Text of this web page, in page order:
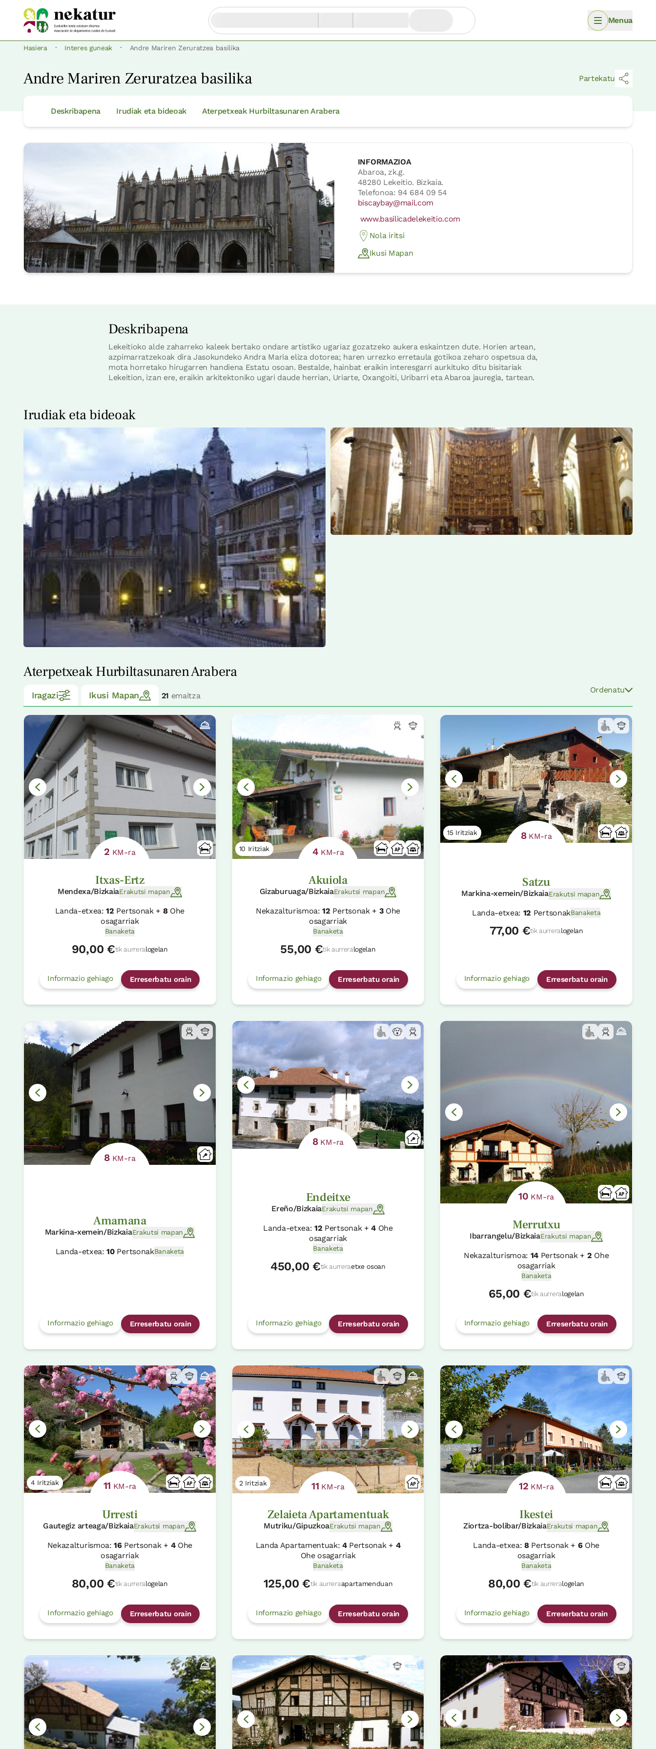
Menua
Hasiera · Interes guneak · Andre Mariren Zeruratzea basilika
Andre Mariren Zeruratzea basilika Partekatu
Deskribapena Irudiak eta bideoak Aterpetxeak Hurbiltasunaren Arabera
INFORMAZIOA
Abaroa, zk.g.
48280 Lekeitio. Bizkaia.
Telefonoa: 94 684 09 54
biscaybay@mail.com
www.basilicadelekeitio.com
Nola iritsi
Ikusi Mapan
Deskribapena
Lekeitioko alde zaharreko kaleek bertako ondare artistiko ugariaz gozatzeko aukera eskaintzen dute. Horien artean,
azpimarratzekoak dira Jasokundeko Andra Maria eliza dotorea; haren urrezko erretaula gotikoa zeharo ospetsua da,
mota horretako hirugarren handiena Estatu osoan. Bestalde, hainbat eraikin interesgarri aurkituko ditu bisitariak
Lekeition, izan ere, eraikin arkitektoniko ugari daude herrian, Uriarte, Oxangoiti, Uribarri eta Abaroa jauregia, tartean.
Irudiak eta bideoak
Aterpetxeak Hurbiltasunaren Arabera
Iragazi Ikusi Mapan 21 emaitza
Ordenatu
2 KM-ra
Itxas-Ertz
Mendexa/BizkaiaErakutsi mapan
Landa-etxea:12 Pertsonak + 8Ohe
osagarriak
Banaketa
90,00 €tik aurreralogelan
Informazio gehiago Erreserbatu orain
10 Iritziak 4 KM-ra
Akuiola
Gizaburuaga/BizkaiaErakutsi mapan
Nekazalturismoa:12 Pertsonak + 3Ohe
osagarriak
Banaketa
55,00 €tik aurreralogelan
Informazio gehiago Erreserbatu orain
15 Iritziak 8KM-ra
Satzu
Markina-xemein/BizkaiaErakutsi mapan
Landa-etxea: 12 PertsonakBanaketa
77,00 €tik aurreralogelan
Informazio gehiago Erreserbatu orain
8 KM-ra
Amamana
Markina-xemein/BizkaiaErakutsi mapan
Landa-etxea:10PertsonakBanaketa
Informazio gehiago Erreserbatu orain
8KM-ra
Endeitxe
Ereño/BizkaiaErakutsi mapan
Landa-etxea:12 Pertsonak +4Ohe
osagarriak
Banaketa
450,00 €tik aurreraetxe osoan
Informazio gehiago Erreserbatu orain
10 KM-ra
Merrutxu
Ibarrangelu/BizkaiaErakutsi mapan
Nekazalturismoa: 14Pertsonak + 2 Ohe
osagarriak
Banaketa
65,00 €tik aurreralogelan
Informazio gehiago Erreserbatu orain
4 Iritziak 11 KM-ra
Urresti
Gautegiz arteaga/BizkaiaErakutsi mapan
Nekazalturismoa:16Pertsonak + 4Ohe
osagarriak
Banaketa
80,00 €tik aurreralogelan
Informazio gehiago Erreserbatu orain
2 Iritziak 11 KM-ra
Zelaieta Apartamentuak
Mutriku/GipuzkoaErakutsi mapan
Landa Apartamentuak:4Pertsonak + 4
Ohe osagarriak
Banaketa
125,00 €tik aurreraapartamenduan
Informazio gehiago Erreserbatu orain
12 KM-ra
Ikestei
Ziortza-bolibar/BizkaiaErakutsi mapan
Landa-etxea:8Pertsonak + 6Ohe
osagarriak
Banaketa
80,00 €tik aurreralogelan
Informazio gehiago Erreserbatu orain